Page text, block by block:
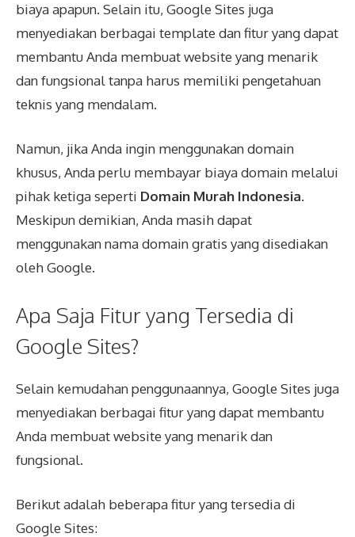
biaya apapun. Selain itu, Google Sites juga
menyediakan berbagai template dan fitur yang dapat
membantu Anda membuat website yang menarik
dan fungsional tanpa harus memiliki pengetahuan
teknis yang mendalam.
Namun, jika Anda ingin menggunakan domain
khusus, Anda perlu membayar biaya domain melalui
pihak ketiga seperti Domain Murah Indonesia.
Meskipun demikian, Anda masih dapat
menggunakan nama domain gratis yang disediakan
oleh Google.
Apa Saja Fitur yang Tersedia di
Google Sites?
Selain kemudahan penggunaannya, Google Sites juga
menyediakan berbagai fitur yang dapat membantu
Anda membuat website yang menarik dan
fungsional.
Berikut adalah beberapa fitur yang tersedia di
Google Sites: